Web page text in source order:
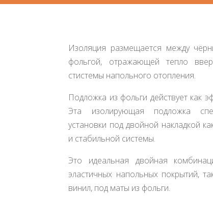
Изоляция размещается между
фольгой, отражающей тепло
стистемы напольного отопления.
Подложка из фольги действует как
Эта изолирующая подложка
установки под двойной накладкой
и стабильной системы.
Это идеальная двойная
эластичных напольных покрытий,
винил, под маты из фольги.